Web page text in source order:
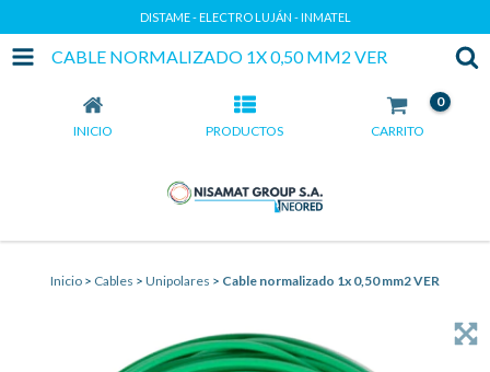
DISTAME - ELECTRO LUJÁN - INMATEL
CABLE NORMALIZADO 1X 0,50 MM2 VER
INICIO PRODUCTOS CARRITO
0
Inicio > Cables > Unipolares > Cable normalizado 1x 0,50 mm2 VER